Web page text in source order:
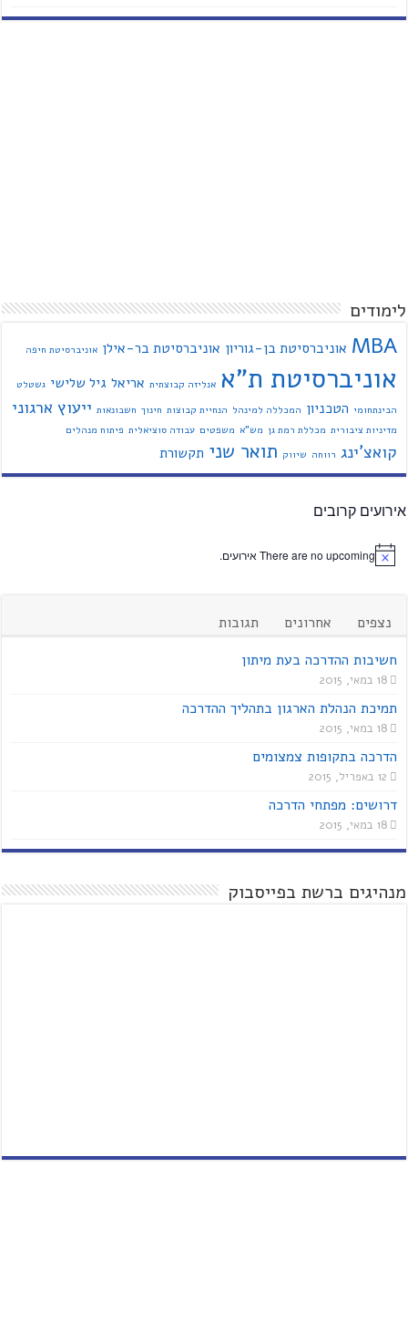
לימודים
MBA אוניברסיטת בן-גוריון אוניברסיטת בר-אילן אוניברסיטת חיפה
אוניברסיטת ת"א אנליזה קבוצתית אריאל גיל שלישי גשטלט
הבינתחומי הטכניון המכללה למינהל הנחיית קבוצות חינוך חשבונאות ייעוץ ארגוני
מדיניות ציבורית מכללת רמת גן מש"א משפטים עבודה סוציאלית פיתוח מנהלים
קואצ'ינג רווחה שיווק תואר שני תקשורת
אירועים קרובים
There are no upcoming אירועים.
נצפים אחרונים
תגובות
חשיבות ההדרכה בעת מיתון
18 במאי, 2015
תמיכת הנהלת הארגון בתהליך ההדרכה
18 במאי, 2015
הדרכה בתקופות צמצומים
12 באפריל, 2015
דרושים: מפתחי הדרכה
18 במאי, 2015
מנהיגים ברשת בפייסבוק